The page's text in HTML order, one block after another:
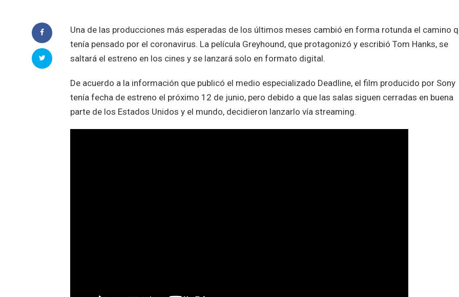
Una de las producciones más esperadas de los últimos meses cambió en forma rotunda el camino
tenía pensado por el coronavirus. La película Greyhound, que protagonizó y escribió Tom Hanks, se
saltará el estreno en los cines y se lanzará solo en formato digital.
De acuerdo a la información que publicó el medio especializado Deadline, el film producido por Sony
tenía fecha de estreno el próximo 12 de junio, pero debido a que las salas siguen cerradas en buena
parte de los Estados Unidos y el mundo, decidieron lanzarlo vía streaming.